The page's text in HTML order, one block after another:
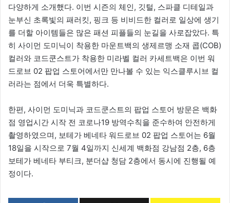
다양하게 소개했다. 이번 시즌의 체인, 깃털, 스파클 디테일과
눈부신 초록빛의 패러킷, 핑크 등 비비드한 컬러로 일상에 생기
를 더할 아이템들은 많은 패션 피플들의 눈길을 사로잡았다. 특
히 사이먼 도미닉이 착용한 마운트백의 생제르맹 소재 콥(COB)
컬러와 코드쿤스트가 착용한 미라벨 컬러 카세트백은 이번 워
드로브 02 팝업 스토어에서만 만나볼 수 있는 익스클루시브 컬
러라는 점에서 더욱 특별하다.
한편, 사이먼 도미닉과 코드쿤스트의 팝업 스토어 방문은 백화
점 영업시간 시작 전 코로나19 방역수칙을 준수하여 안전하게
촬영하였으며, 보테가 베네타 워드로브 02 팝업 스토어는 6월
18일을 시작으로 7월 4일까지 신세계 백화점 강남점 2층, 6층
보테가 베네타 부티크, 분더샵 청담 2층에서 동시에 진행될 예
정이다.